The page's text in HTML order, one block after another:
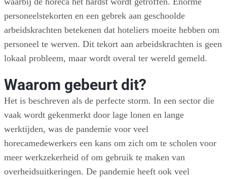
personeelstekorten en een gebrek aan geschoolde
arbeidskrachten betekenen dat hoteliers moeite hebben om
personeel te werven. Dit tekort aan arbeidskrachten is geen
lokaal probleem, maar wordt overal ter wereld gemeld.
Waarom gebeurt dit?
Het is beschreven als de perfecte storm. In een sector die
vaak wordt gekenmerkt door lage lonen en lange
werktijden, was de pandemie voor veel
horecamedewerkers een kans om zich om te scholen voor
meer werkzekerheid of om gebruik te maken van
overheidsuitkeringen. De pandemie heeft ook veel